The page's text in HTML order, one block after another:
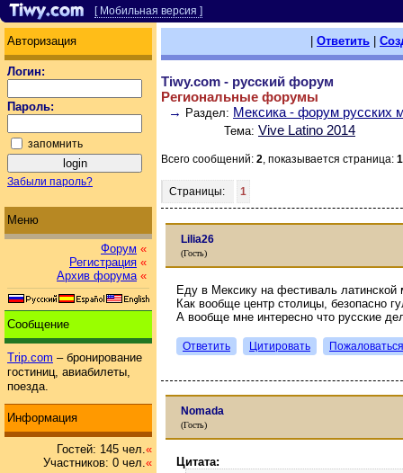
[ Мобильная версия ]
Авторизация
Логин:
Пароль:
запомнить
Забыли пароль?
Меню
Форум «
Регистрация «
Архив форума «
Сообщение
Trip.com – бронирование
гостиниц, авиабилеты,
поезда.
Информация
Гостей: 145 чел.«
Участников: 0 чел.«
Ответить
Tiwy.com - русский форум
Региональные форумы
→ Раздел: Мексика - форум русских
Тема: Vive Latino 2014
Всего сообщений: 2, показывается страница: 1
Страницы: 1
Lilia26
(Гость)
Еду в Мексику на фестиваль
Как вообще центр столицы, безопасно
А вообще мне интересно что русские
Ответить Цитировать Пожаловаться
Nomada
(Гость)
Цитата: